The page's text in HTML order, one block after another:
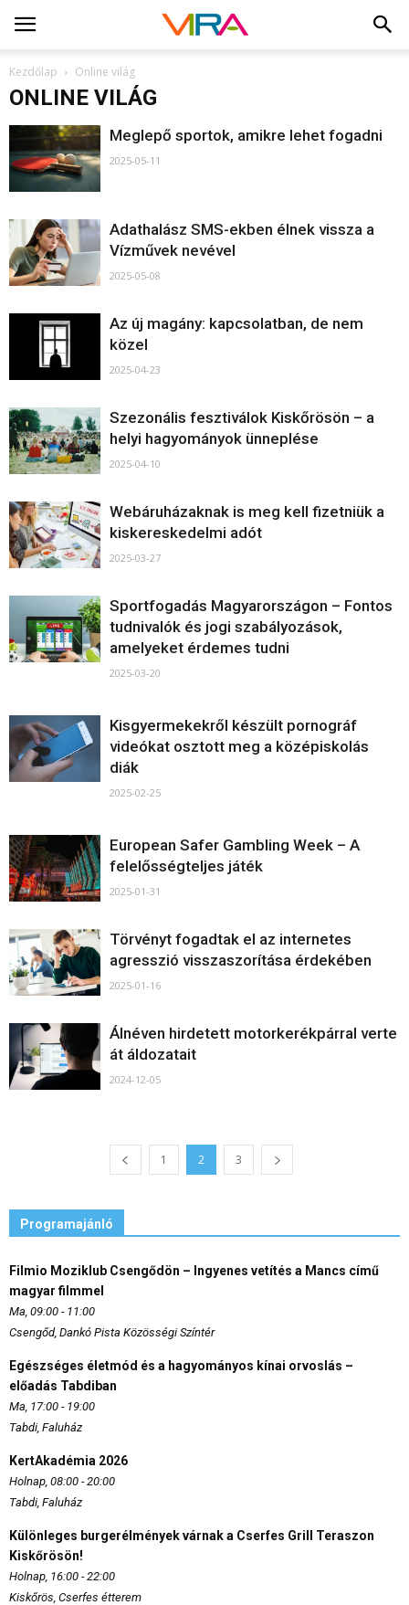
Kezdőlap Online világ
ONLINE VILÁG
Meglepő sportok, amikre lehet fogadni
2025-05-11
Adathalász SMS-ekben élnek vissza a
Vízművek nevével
2025-05-08
Az új magány: kapcsolatban, de nem
közel
2025-04-23
Szezonális fesztiválok Kiskőrösön – a
helyi hagyományok ünneplése
2025-04-10
Webáruházaknak is meg kell fizetniük a
kiskereskedelmi adót
2025-03-27
Sportfogadás Magyarországon – Fontos
tudnivalók és jogi szabályozások,
amelyeket érdemes tudni
2025-03-20
Kisgyermekekről készült pornográf
videókat osztott meg a középiskolás
diák
2025-02-25
European Safer Gambling Week – A
felelősségteljes játék
2025-01-31
Törvényt fogadtak el az internetes
agresszió visszaszorítása érdekében
2025-01-16
Álnéven hirdetett motorkerékpárral verte
át áldozatait
2024-12-05
1 2 3
Programajánló
Filmio Moziklub Csengődön – Ingyenes vetítés a Mancs című
magyar filmmel
Ma, 09:00 - 11:00
Csengőd, Dankó Pista Közösségi Színtér
Egészséges életmód és a hagyományos kínai orvoslás –
előadás Tabdiban
Ma, 17:00 - 19:00
Tabdi, Faluház
KertAkadémia 2026
Holnap, 08:00 - 20:00
Tabdi, Faluház
Különleges burgerélmények várnak a Cserfes Grill Teraszon
Kiskőrösön!
Holnap, 16:00 - 22:00
Kiskőrös, Cserfes étterem